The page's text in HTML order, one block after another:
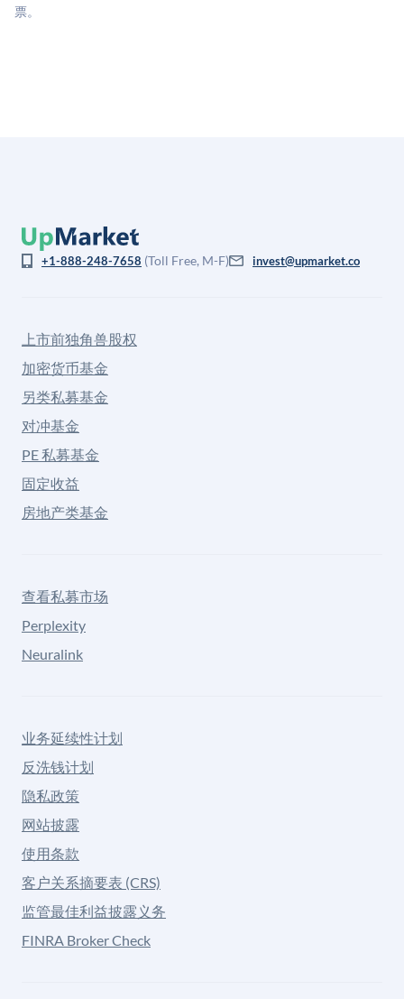
票。
+1-888-248-7658 (Toll Free, M-F) invest@upmarket.co
上市前独角兽股权
加密货币基金
另类私募基金
对冲基金
PE 私募基金
固定收益
房地产类基金
查看私募市场
Perplexity
Neuralink
业务延续性计划
反洗钱计划
隐私政策
网站披露
使用条款
客户关系摘要表 (CRS)
监管最佳利益披露义务
FINRA Broker Check